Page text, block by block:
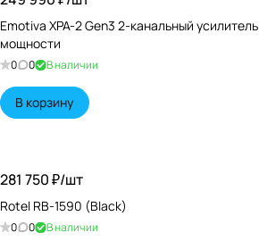
Emotiva XPA-2 Gen3 2-канальный усилитель
мощности
0 0 В наличии
В корзину
281 750 ₽/шт
Rotel RB-1590 (Black)
0 0 В наличии